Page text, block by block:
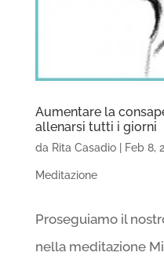
Aumentare la
allenarsi tutti i giorni
da Rita Casadio| Feb 8,
Meditazione
Proseguiamo il
nella meditazione